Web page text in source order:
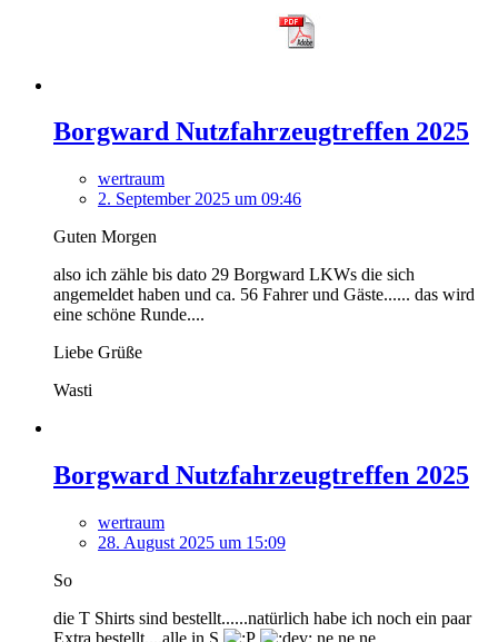
Borgward Nutzfahrzeugtreffen 2025
wertraum
2. September 2025 um 09:46
Guten Morgen
also ich zähle bis dato 29 Borgward LKWs die sich
angemeldet haben und ca. 56 Fahrer und Gäste...... das wird
eine schöne Runde....
Liebe Grüße
Wasti
Borgward Nutzfahrzeugtreffen 2025
wertraum
28. August 2025 um 15:09
So
die T Shirts sind bestellt......natürlich habe ich noch ein paar